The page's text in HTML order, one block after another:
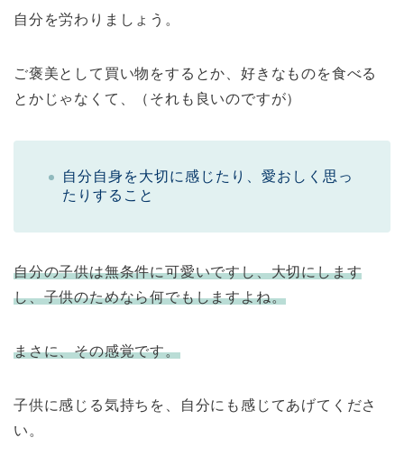
自分を労わりましょう。
ご褒美として買い物をするとか、好きなものを食べる
とかじゃなくて、（それも良いのですが）
自分自身を大切に感じたり、愛おしく思っ
たりすること
自分の子供は無条件に可愛いですし、大切にします
し、子供のためなら何でもしますよね。
まさに、その感覚です。
子供に感じる気持ちを、自分にも感じてあげてくださ
い。